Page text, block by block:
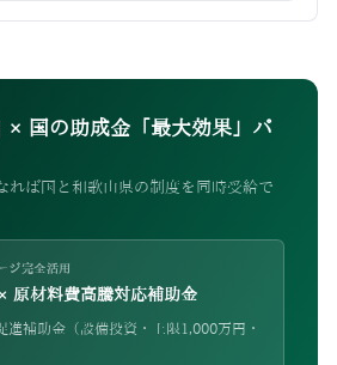
× 国の助成金「最大効果」パ
れば国と和歌山県の制度を同時受給で
ジ完全活用
原材料費高騰対応補助金
進補助金（設備投資・上限1,000万円・